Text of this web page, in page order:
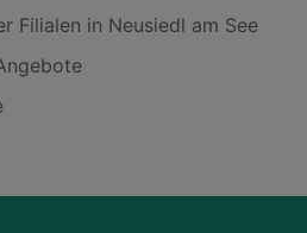
Filialen in Neusiedl am See